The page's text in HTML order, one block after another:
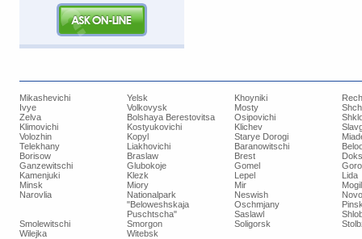
Mikashevichi Yelsk Khoyniki
Ivye
Volkovysk Mosty
Zelva
Bolshaya Berestovitsa Osipovichi
Klimovichi
Kostyukovichi Klichev
Volozhin
Kopyl Starye Dorogi
Telekhany
Liakhovichi Baranowitschi
Borisow
Braslaw Brest
Ganzewitschi
Glubokoje Gomel
Kamenjuki
Klezk Lepel
Lida
Minsk
Miory Mir
Narovlia
Nationalpark
"Beloweshskaja
Puschtscha"
Neswish
Oschmjany
Saslawl
Smolewitschi
Smorgon Soligorsk
Wilejka
Witebsk